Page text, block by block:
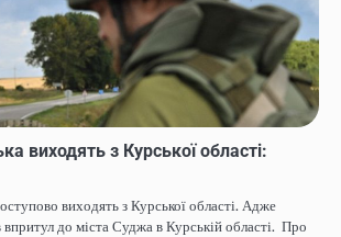
виходять з Курської області:
виходять з Курської області. Адже
до міста Суджа в Курській області. Про